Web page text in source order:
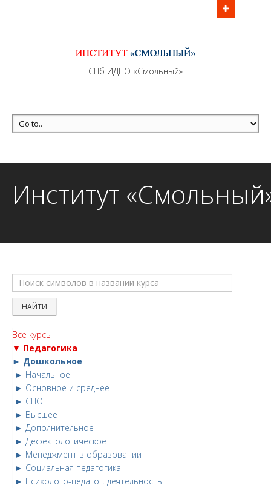
перерывов в рабочие дни с 9:00 до 21:00 МСК
MAX +7 (981) 190-30-30
mail@institutsmolnyj.ru
СПб ИДПО «Смольный»
Институт
Все курсы
▼ Педагогика
► Дошкольное
► Начальное
► Основное и среднее
► СПО
► Высшее
► Дополнительное
► Дефектологическое
► Менеджмент в образовании
► Социальная педагогика
► Психолого-педагог. деятельность